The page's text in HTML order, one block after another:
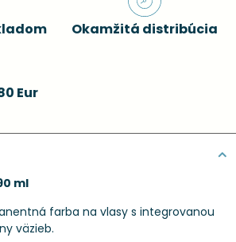
Okamžitá distribúcia
Eur
ml
farba na vlasy s integrovanou
väzieb.